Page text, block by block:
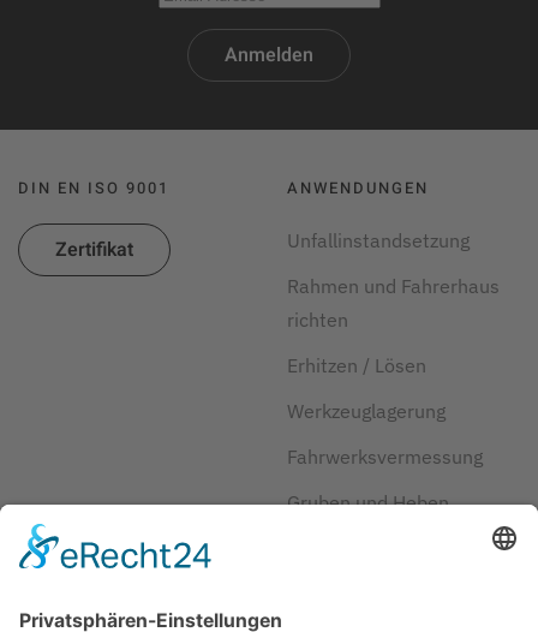
Anmelden
DIN EN ISO 9001
Zertifikat
ANWENDUNGEN
Unfallinstandsetzung
Rahmen und Fahrerhaus
richten
Erhitzen / Lösen
Werkzeuglagerung
Fahrwerksvermessung
Gruben und Heben